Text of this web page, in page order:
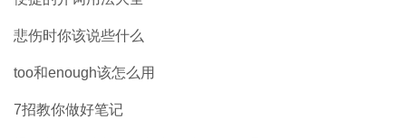
悲伤时你该说些什么
too和enough该怎么用
7招教你做好笔记